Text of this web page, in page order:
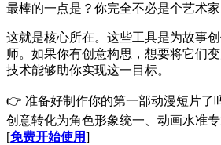
最棒的一点是？你完全不必是个艺术家
这就是核心所在。这些工具是为故事
师。如果你有创意构思，想要将它们
技术能够助你实现这一目标。
👉 准备好制作你的第一部动漫短片了
创意转化为角色形象统一、动画水准专
[免费开始使用]